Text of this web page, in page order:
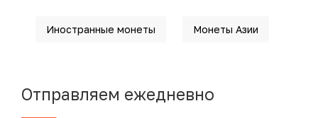
Иностранные монеты Монеты Азии
Отправляем ежедневно